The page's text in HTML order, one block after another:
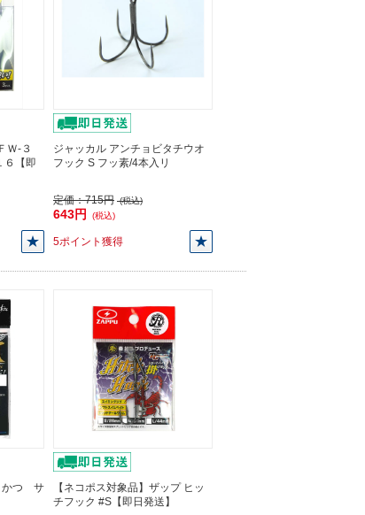
Ｗ-３
６【即
ジャッカル アンチョビタチウオ
フック S フッ素/4本入リ
定価：715円 (税込)
643円 (税込)
5ポイント獲得
かつ サ
【ネコポス対象品】ザップ ヒッ
チフック #S【即日発送】